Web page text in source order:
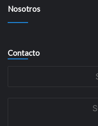
Nosotros
Contacto